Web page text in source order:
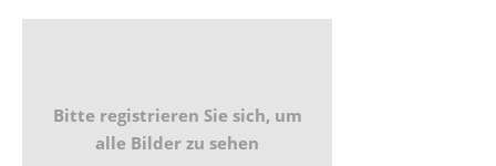
Bitte registrieren Sie sich, um
alle Bilder zu sehen